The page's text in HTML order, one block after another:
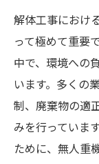
解体工事におけ
って極めて重要
中で、環境への
います。多くの
制、廃棄物の適
みを行っていま
ために、無人重